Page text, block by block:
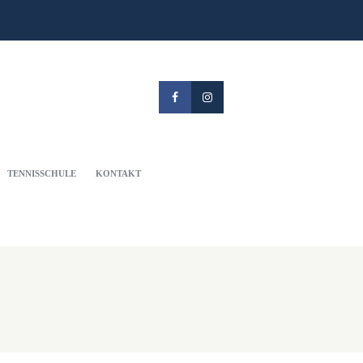
TENNISSCHULE KONTAKT